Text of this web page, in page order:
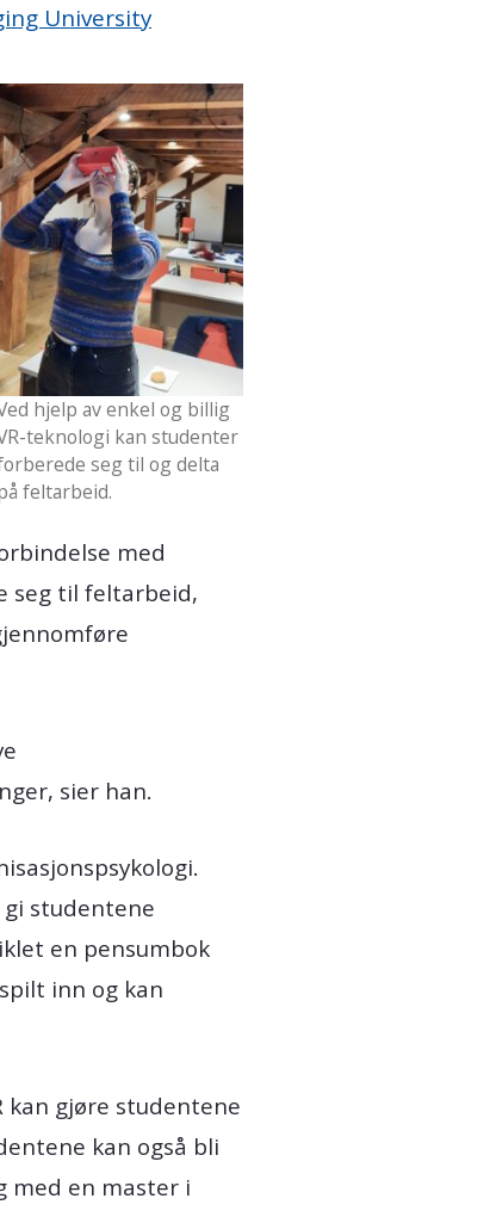
University
hjelp av enkel og billig
teknologi kan studenter
seg til og delta
feltarbeid.
med
seg til feltarbeid,
sier han.
studentene
en pensumbok
inn og kan
kan gjøre studentene
kan også bli
med en master i